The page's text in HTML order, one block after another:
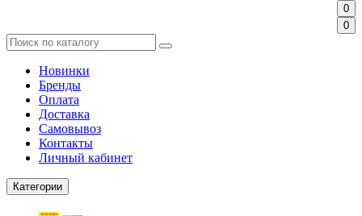
0
0
Новинки
Бренды
Оплата
Доставка
Самовывоз
Контакты
Личный кабинет
Категории